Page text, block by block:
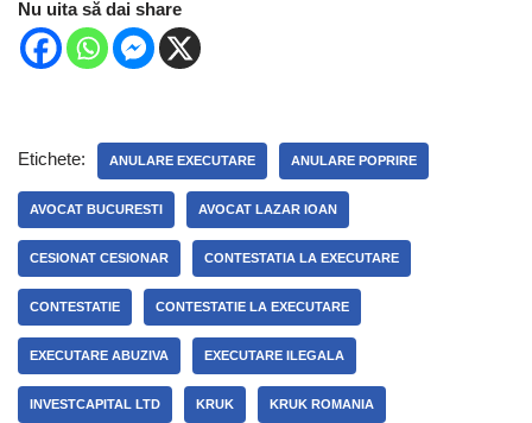
Nu uita să dai share
Etichete: ANULARE EXECUTARE ANULARE POPRIRE
AVOCAT BUCURESTI AVOCAT LAZAR IOAN
CESIONAT CESIONAR CONTESTATIA LA EXECUTARE
CONTESTATIE CONTESTATIE LA EXECUTARE
EXECUTARE ABUZIVA EXECUTARE ILEGALA
INVESTCAPITAL LTD KRUK KRUK ROMANIA